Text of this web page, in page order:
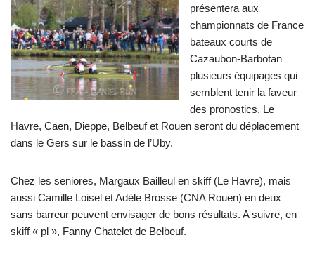
présentera aux
championnats de France
bateaux courts de
Cazaubon-Barbotan
plusieurs équipages qui
semblent tenir la faveur
des pronostics. Le
Havre, Caen, Dieppe, Belbeuf et Rouen seront du déplacement
dans le Gers sur le bassin de l’Uby.
Chez les seniores, Margaux Bailleul en skiff (Le Havre), mais
aussi Camille Loisel et Adèle Brosse (CNA Rouen) en deux
sans barreur peuvent envisager de bons résultats. A suivre, en
skiff « pl », Fanny Chatelet de Belbeuf.